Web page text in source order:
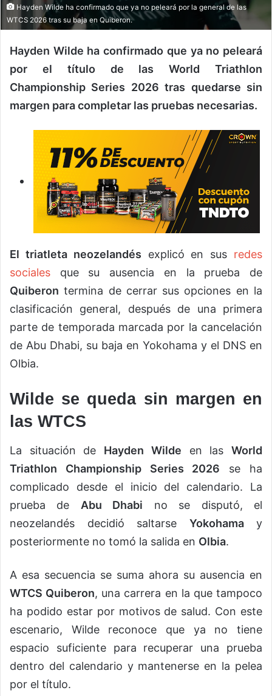
Hayden Wilde ha confirmado que ya no peleará por la general de las
WTCS 2026 tras su baja en Quiberon.
Hayden Wilde ha confirmado que ya no peleará
por el título de las World Triathlon
Championship Series 2026 tras quedarse sin
margen para completar las pruebas necesarias.
El triatleta neozelandés explicó en sus redes
sociales que su ausencia en la prueba de
Quiberon termina de cerrar sus opciones en la
clasificación general, después de una primera
parte de temporada marcada por la cancelación
de Abu Dhabi, su baja en Yokohama y el DNS en
Olbia.
Wilde se queda sin margen en
las WTCS
La situación de Hayden Wilde en lasWorld
Triathlon Championship Series 2026 se ha
complicado desde el inicio del calendario. La
prueba de Abu Dhabi no se disputó, el
neozelandés decidió saltarse Yokohamay
posteriormente no tomó la salida en Olbia.
A esa secuencia se suma ahora su ausencia en
WTCS Quiberon, una carrera en la que tampoco
ha podido estar por motivos de salud. Con este
escenario, Wilde reconoce que ya no tiene
espacio suficiente para recuperar una prueba
dentro del calendario y mantenerse en la pelea
por el título.